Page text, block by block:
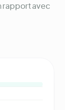
rapport avec